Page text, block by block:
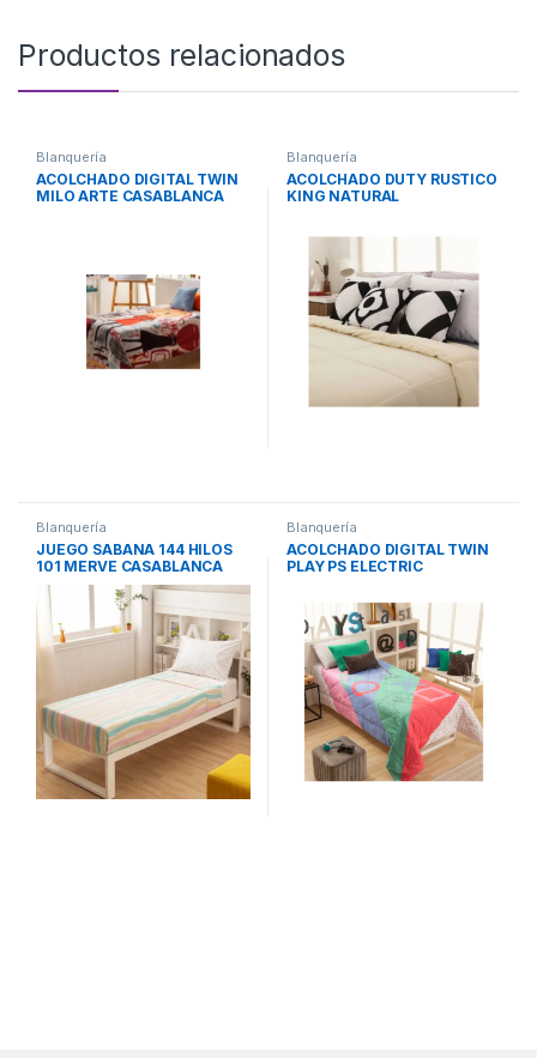
Productos relacionados
Blanquería
ACOLCHADO DIGITAL TWIN
MILO ARTE CASABLANCA
Blanquería
ACOLCHADO DUTY RUSTICO
KING NATURAL
Blanquería
JUEGO SABANA 144 HILOS
101 MERVE CASABLANCA
Blanquería
ACOLCHADO DIGITAL TWIN
PLAY PS ELECTRIC